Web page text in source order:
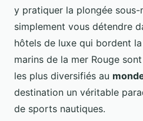
y pratiquer la plongée sous-
simplement vous détendre
hôtels de luxe qui bordent
marins de la mer Rouge
les plus diversifiés au
destination un véritable
de sports nautiques.